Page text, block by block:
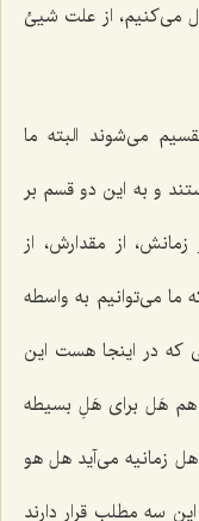
مى‌كنیم، از علت شیئ
مى‌شوند البته ما
و به این دو قسم بر
از مقدارش، از
مى‌توانیم به واسطه
كه در اینجا هست این
هم هَل براى هَلِ بسیطه
زمانیه مى‌آید هل هو
سه مطلب قرار دارند